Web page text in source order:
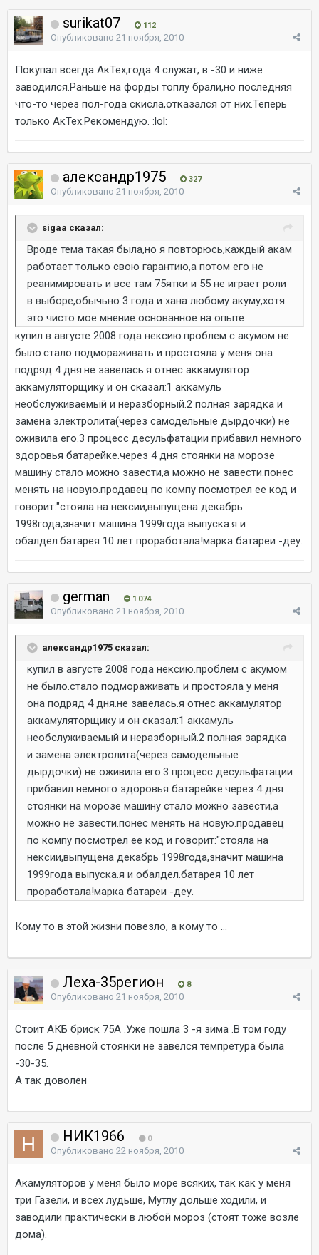
surikat07 112
Опубликовано 21 ноября, 2010
Покупал всегда АкТех,года 4 служат, в -30 и ниже
заводился.Раньше на форды топлу брали,но последняя
что-то через пол-года скисла,отказался от них.Теперь
только АкТех.Рекомендую. :lol:
александр1975 327
Опубликовано 21 ноября, 2010
sigaa сказал:
Вроде тема такая была,но я повторюсь,каждый акам
работает только свою гарантию,а потом его не
реанимировать и все там 75ятки и 55 не играет роли
в выборе,обычьно 3 года и хана любому акуму,хотя
это чисто мое мнение основанное на опыте
купил в августе 2008 года нексию.проблем с акумом не
было.стало подмораживать и простояла у меня она
подряд 4 дня.не завелась.я отнес аккамулятор
аккамуляторщику и он сказал:1 аккамуль
необслуживаемый и неразборный.2 полная зарядка и
замена электролита(через самодельные дырдочки) не
оживила его.3 процесс десульфатации прибавил немного
здоровья батарейке.через 4 дня стоянки на морозе
машину стало можно завести,а можно не завести.понес
менять на новую.продавец по компу посмотрел ее код и
говорит:"стояла на нексии,выпущена декабрь
1998года,значит машина 1999года выпуска.я и
обалдел.батарея 10 лет проработала!марка батареи -деу.
german 1 074
Опубликовано 21 ноября, 2010
александр1975 сказал:
купил в августе 2008 года нексию.проблем с акумом
не было.стало подмораживать и простояла у меня
она подряд 4 дня.не завелась.я отнес аккамулятор
аккамуляторщику и он сказал:1 аккамуль
необслуживаемый и неразборный.2 полная зарядка
и замена электролита(через самодельные
дырдочки) не оживила его.3 процесс десульфатации
прибавил немного здоровья батарейке.через 4 дня
стоянки на морозе машину стало можно завести,а
можно не завести.понес менять на новую.продавец
по компу посмотрел ее код и говорит:"стояла на
нексии,выпущена декабрь 1998года,значит машина
1999года выпуска.я и обалдел.батарея 10 лет
проработала!марка батареи -деу.
Кому то в этой жизни повезло, а кому то ...
Леха-35регион 8
Опубликовано 21 ноября, 2010
Стоит АКБ бриск 75А .Уже пошла 3 -я зима .В том году
после 5 дневной стоянки не завелся темпретура была
-30-35.
А так доволен
НИК1966 0
Опубликовано 22 ноября, 2010
Акамуляторов у меня было море всяких, так как у меня
три Газели, и всех лудьше, Мутлу дольше ходили, и
заводили практически в любой мороз (стоят тоже возле
дома).